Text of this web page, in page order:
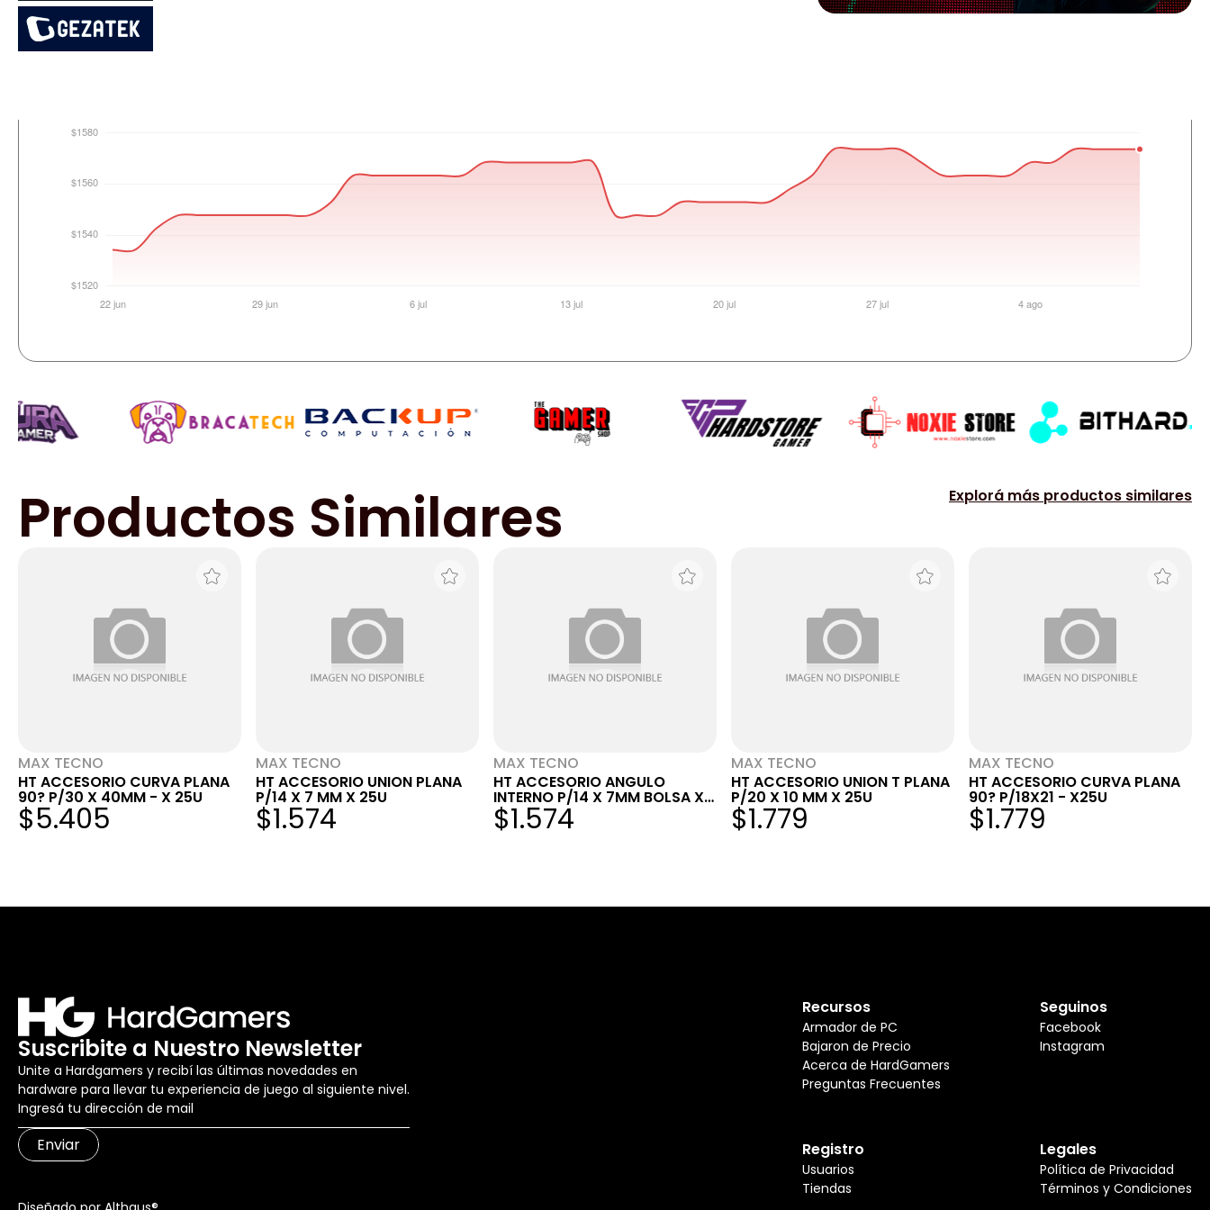
Productos Similares Explorá más productos similares
MAX TECNO
HT ACCESORIO CURVA PLANA
90? P/30 X 40MM - X 25U
$5.405
MAX TECNO
HT ACCESORIO UNION PLANA
P/14 X 7 MM X 25U
$1.574
MAX TECNO
HT ACCESORIO ANGULO
INTERNO P/14 X 7MM BOLSA X
25U
$1.574
MAX TECNO
HT ACCESORIO UNION T PLANA
P/20 X 10 MM X 25U
$1.779
MAX TECNO
HT ACCESORIO CURVA PLANA
90? P/18X21 - X25U
$1.779
Suscribite a Nuestro Newsletter
Unite a Hardgamers y recibí las últimas novedades en
hardware para llevar tu experiencia de juego al siguiente nivel.
Enviar
Recursos
Armador de PC
Bajaron de Precio
Acerca de HardGamers
Preguntas Frecuentes
Seguinos
Facebook
Instagram
Registro
Usuarios
Tiendas
Legales
Política de Privacidad
Términos y Condiciones